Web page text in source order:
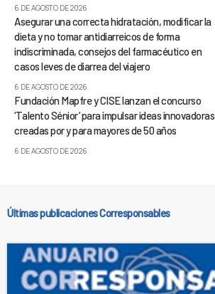
6 DE AGOSTO DE 2026
Asegurar una correcta hidratación, modificar la
dieta y no tomar antidiarreicos de forma
indiscriminada, consejos del farmacéutico en
casos leves de diarrea del viajero
6 DE AGOSTO DE 2026
Fundación Mapfre y CISE lanzan el concurso
‘Talento Sénior’ para impulsar ideas innovadoras
creadas por y para mayores de 50 años
6 DE AGOSTO DE 2026
Últimas publicaciones Corresponsables